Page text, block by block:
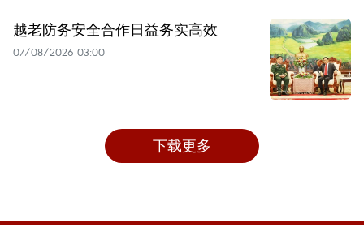
越老防务安全合作日益务实高效
07/08/2026 03:00
下载更多